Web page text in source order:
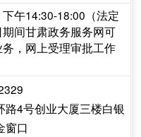
午14:30-18:00（法定
间甘肃政务服务网可
，网上受理审批工作
路4号创业大厦三楼白银
窗口